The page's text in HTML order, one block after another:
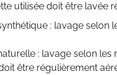
utilisée doit être lavée
: lavage selon
: lavage selon
être régulièrement